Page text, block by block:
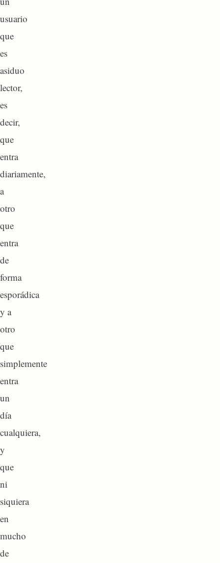
usuario
que
es
asiduo
lector,
es
decir,
que
entra
diariamente,
a
otro
que
entra
de
forma
esporádica
y a
otro
que
simplemente
entra
un
día
cualquiera,
y
que
ni
siquiera
en
mucho
de